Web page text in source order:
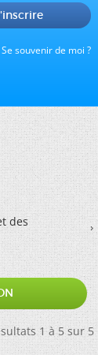
Se souvenir de moi ?
des
1 à 5 sur 5